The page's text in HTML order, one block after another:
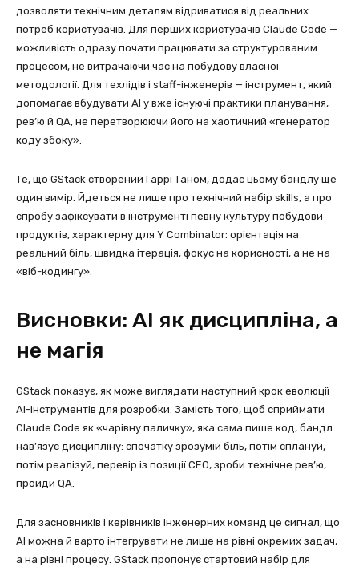
дозволяти технічним деталям відриватися від реальних
потреб користувачів. Для перших користувачів Claude Code —
можливість одразу почати працювати за структурованим
процесом, не витрачаючи час на побудову власної
методології. Для техлідів і staff-інженерів — інструмент, який
допомагає вбудувати AI у вже існуючі практики планування,
рев’ю й QA, не перетворюючи його на хаотичний «генератор
коду збоку».
Те, що GStack створений Гаррі Таном, додає цьому бандлу ще
один вимір. Йдеться не лише про технічний набір skills, а про
спробу зафіксувати в інструменті певну культуру побудови
продуктів, характерну для Y Combinator: орієнтація на
реальний біль, швидка ітерація, фокус на корисності, а не на
«віб-кодингу».
Висновки: AI як дисципліна, а
не магія
GStack показує, як може виглядати наступний крок еволюції
AI-інструментів для розробки. Замість того, щоб сприймати
Claude Code як «чарівну паличку», яка сама пише код, бандл
нав’язує дисципліну: спочатку зрозумій біль, потім сплануй,
потім реалізуй, перевір із позиції CEO, зроби технічне рев’ю,
пройди QA.
Для засновників і керівників інженерних команд це сигнал, що
AI можна й варто інтегрувати не лише на рівні окремих задач,
а на рівні процесу. GStack пропонує стартовий набір для